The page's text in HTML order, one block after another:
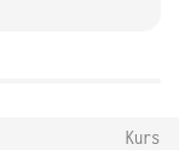
Kurs